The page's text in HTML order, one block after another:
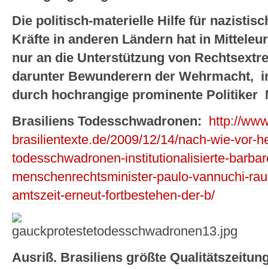
Die politisch-materielle Hilfe für
Kräfte in anderen Ländern hat in
nur an die Unterstützung von
darunter Bewunderern der Wehrmacht,
durch hochrangige prominente Politiker
Brasiliens Todesschwadronen:
http://
brasilientexte.de/2009/12/14/nach-wie-vor-
todesschwadronen-institutionalisierte-
menschenrechtsminister-paulo-vannuchi-
amtszeit-erneut-fortbestehen-der-b/
Ausriß. Brasiliens größte